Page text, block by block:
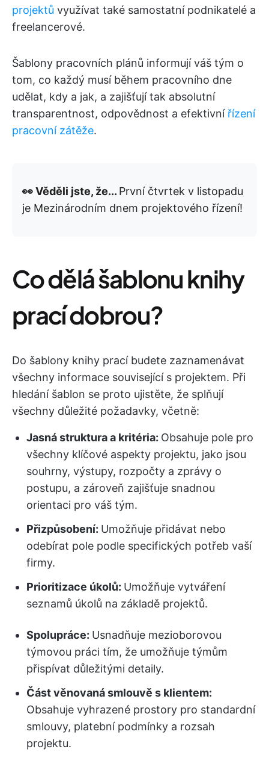
projektů využívat také samostatní podnikatelé a
freelancerové.
Šablony pracovních plánů informují váš tým o
tom, co každý musí během pracovního dne
udělat, kdy a jak, a zajišťují tak absolutní
transparentnost, odpovědnost a efektivní řízení
pracovní zátěže.
👀 Věděli jste, že... První čtvrtek v listopadu
je Mezinárodním dnem projektového řízení!
Co dělá šablonu knihy
prací dobrou?
Do šablony knihy prací budete zaznamenávat
všechny informace související s projektem. Při
hledání šablon se proto ujistěte, že splňují
všechny důležité požadavky, včetně:
Jasná struktura a kritéria: Obsahuje pole pro
všechny klíčové aspekty projektu, jako jsou
souhrny, výstupy, rozpočty a zprávy o
postupu, a zároveň zajišťuje snadnou
orientaci pro váš tým.
Přizpůsobení: Umožňuje přidávat nebo
odebírat pole podle specifických potřeb vaší
firmy.
Prioritizace úkolů: Umožňuje vytváření
seznamů úkolů na základě projektů.
Spolupráce: Usnadňuje mezioborovou
týmovou práci tím, že umožňuje týmům
přispívat důležitými detaily.
Část věnovaná smlouvě s klientem:
Obsahuje vyhrazené prostory pro standardní
smlouvy, platební podmínky a rozsah
projektu.